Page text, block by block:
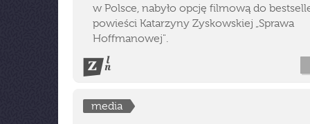
w Polsce, nabyło opcję filmową do
powieści Katarzyny Zyskowskiej „Sprawa
Hoffmanowej".
media